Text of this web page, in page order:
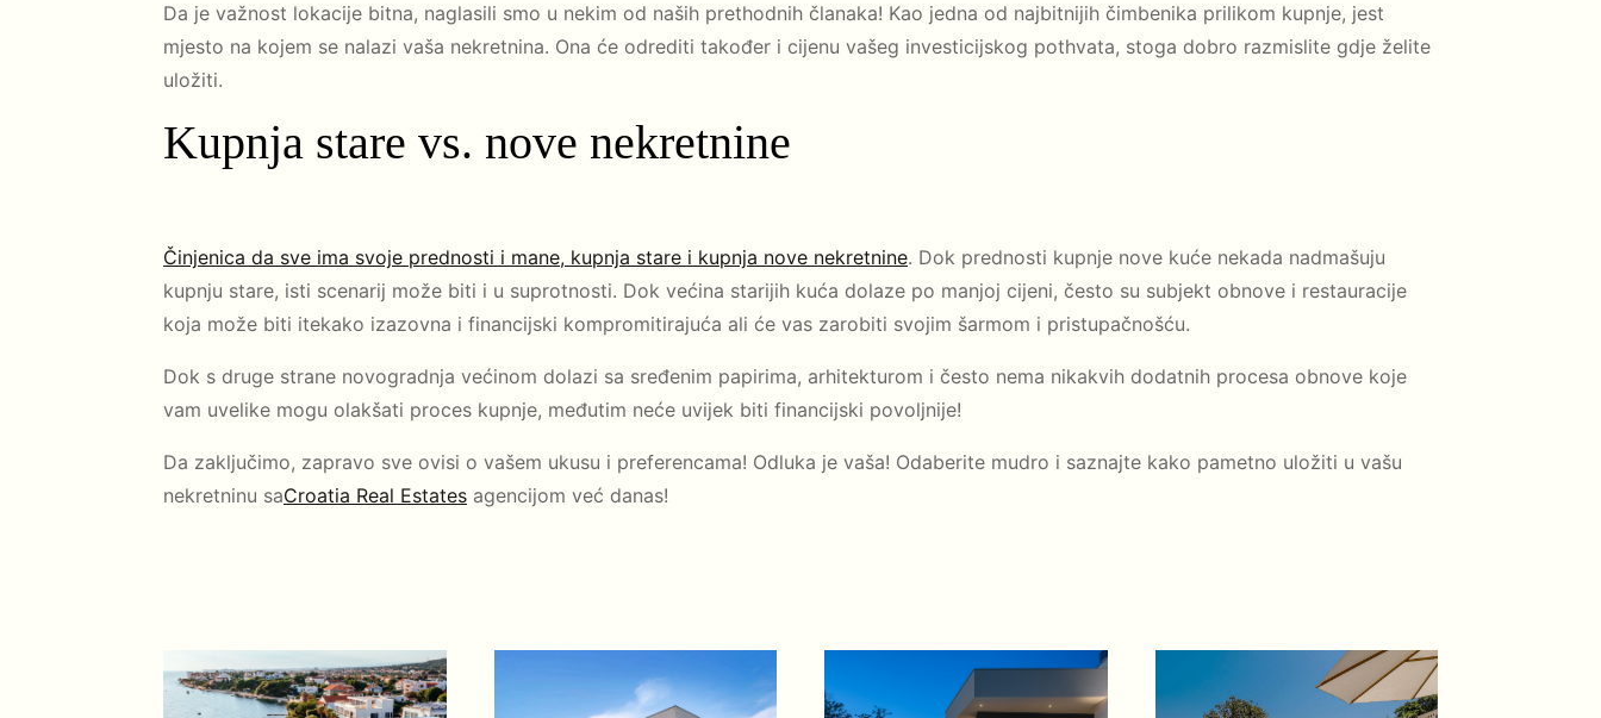
Da je važnost lokacije bitna, naglasili smo u nekim od naših prethodnih članaka! Kao jedna od najbitnijih čimbenika prilikom kupnje, jest
mjesto na kojem se nalazi vaša nekretnina. Ona će odrediti također i cijenu vašeg investicijskog pothvata, stoga dobro razmislite gdje želite
uložiti.
Kupnja stare vs. nove nekretnine
Činjenica da sve ima svoje prednosti i mane, kupnja stare i kupnja nove nekretnine. Dok prednosti kupnje nove kuće nekada nadmašuju
kupnju stare, isti scenarij može biti i u suprotnosti. Dok većina starijih kuća dolaze po manjoj cijeni, često su subjekt obnove i restauracije
koja može biti itekako izazovna i financijski kompromitirajuća ali će vas zarobiti svojim šarmom i pristupačnošću.
Dok s druge strane novogradnja većinom dolazi sa sređenim papirima, arhitekturom i često nema nikakvih dodatnih procesa obnove koje
vam uvelike mogu olakšati proces kupnje, međutim neće uvijek biti financijski povoljnije!
Da zaključimo, zapravo sve ovisi o vašem ukusu i preferencama! Odluka je vaša! Odaberite mudro i saznajte kako pametno uložiti u vašu
nekretninu saCroatia Real Estates agencijom već danas!